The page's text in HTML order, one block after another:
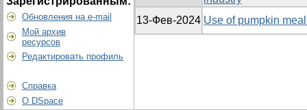
Обновления на e-mail
Мой архив
ресурсов
Редактировать профиль
Справка
О DSpace
13-Фев-2024 Use of pumpkin